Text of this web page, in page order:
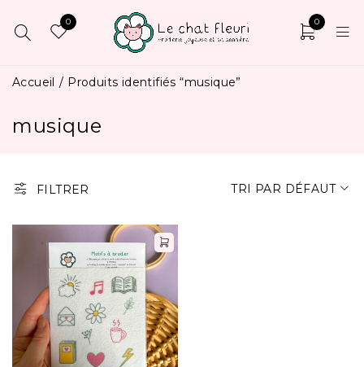
0 0
musique
Accueil / Produits identifiés “musique”
FILTRER TRI PAR DÉFAUT